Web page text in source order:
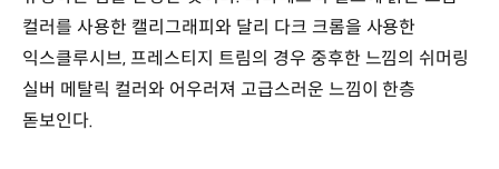
컬러를 사용한 캘리그래피와 달리 다크 크롬을 사용한
익스클루시브, 프레스티지 트림의 경우 중후한 느낌의 쉬머링
실버 메탈릭 컬러와 어우러져 고급스러운 느낌이 한층
돋보인다.